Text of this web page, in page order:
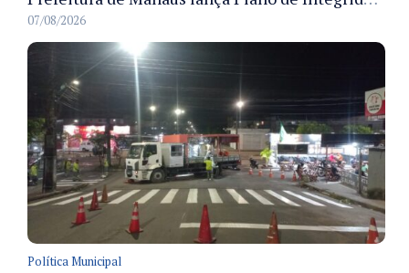
07/08/2026
Política Municipal